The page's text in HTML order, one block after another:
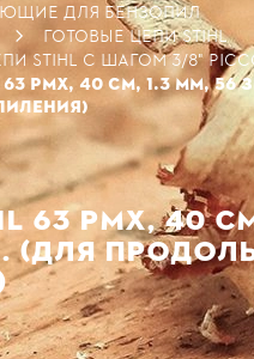
ДЛЯ БЕНЗОПИЛ
ГОТОВЫЕ ЦЕПИ STIHL
STIHL С ШАГОМ 3/8"
63 PМХ, 40 СМ, 1.3 ММ, 56
63 PМХ, 40
(ДЛЯ